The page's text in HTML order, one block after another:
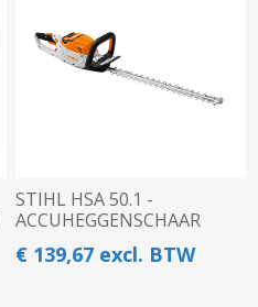
STIHL HSA 50.1 -
ACCUHEGGENSCHAAR
€ 139,67 excl. BTW